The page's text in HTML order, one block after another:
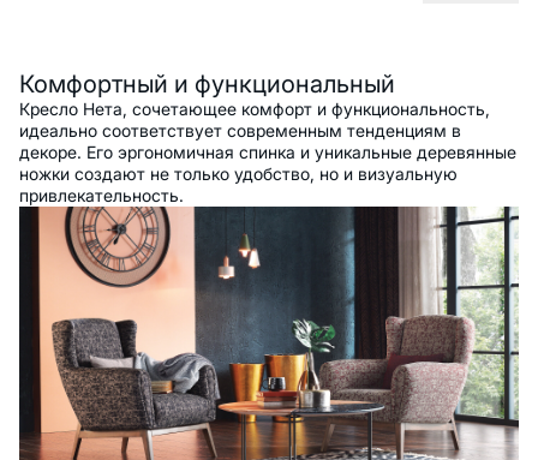
Комфортный и функциональный
Кресло Нета, сочетающее комфорт и функциональность,
идеально соответствует современным тенденциям в
декоре. Его эргономичная спинка и уникальные деревянные
ножки создают не только удобство, но и визуальную
привлекательность.